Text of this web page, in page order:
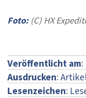
Foto:(C) HX
Veröffentlicht am:
Ausdrucken:
Lesenzeichen: